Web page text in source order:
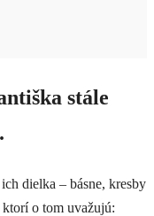
stále
dielka – básne, kresby
o tom uvažujú: